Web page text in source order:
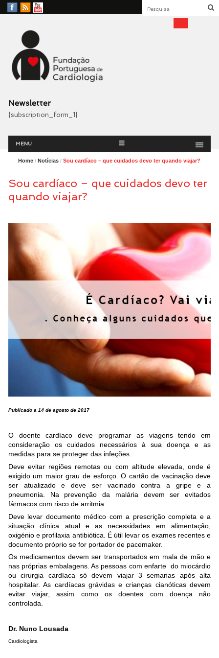
Facebook
RSS
YouTube
Fundação Portuguesa
Cardiologia
Newsletter
{subscription_form_1}
Menu
MENU
Home/ Notícias/ Sou cardíaco – que cuidados devo ter quando viajar?
Sou cardíaco – que cuidados devo ter
quando viajar?
Publicado a 14 de agosto de 2017
O doente cardíaco deve programar as viagens tendo em
consideração os cuidados necessários à sua doença e as
medidas para se proteger das infeções.
Deve evitar regiões remotas ou com altitude elevada, onde é
exigido um maior grau de esforço. O cartão de vacinação deve
ser atualizado e deve ser vacinado contra a gripe e a
pneumonia. Na prevenção da malária devem ser evitados
fármacos com risco de arritmia.
Deve levar documento médico com a prescrição completa e a
situação clínica atual e as necessidades em alimentação,
oxigénio e profilaxia antibiótica. É útil levar os exames recentes e
documento próprio se for portador de pacemaker.
Os medicamentos devem ser transportados em mala de mão e
nas próprias embalagens. As pessoas com enfarte do miocárdio
ou cirurgia cardíaca só devem viajar 3 semanas após alta
hospitalar. As cardíacas grávidas e crianças cianóticas devem
evitar viajar, assim como os doentes com doença não
controlada.
Dr. Nuno Lousada
Cardiologista